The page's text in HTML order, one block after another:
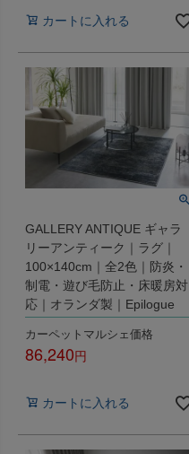
カートに入れる
GALLERY ANTIQUE ギャラ
リーアンティーク｜ラグ｜
100×140cm｜全2色｜防炎・
制電・遊び毛防止・床暖房対
応｜オランダ製｜Epilogue
カーペットマルシェ価格
86,240
カートに入れる